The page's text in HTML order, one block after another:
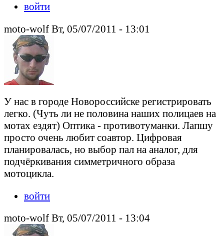
войти
moto-wolf Вт, 05/07/2011 - 13:01
У нас в городе Новороссийске регистрировать
легко. (Чуть ли не половина наших полицаев на
мотах ездят) Оптика - противотуманки. Лапшу
просто очень любит соавтор. Цифровая
планировалась, но выбор пал на аналог, для
подчёркивания симметричного образа
мотоцикла.
войти
moto-wolf Вт, 05/07/2011 - 13:04